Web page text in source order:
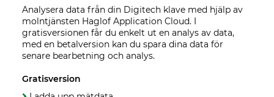
Analysera data från din Digitech klave med hjälp av
molntjänsten Haglof Application Cloud. I
gratisversionen får du enkelt ut en analys av data,
med en betalversion kan du spara dina data för
senare bearbetning och analys.
Gratisversion